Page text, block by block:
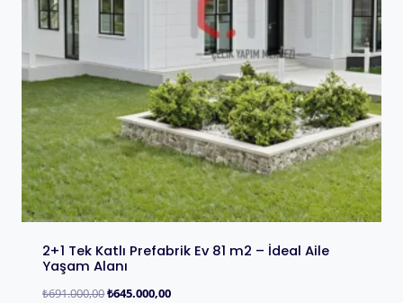
2+1 Tek Katlı Prefabrik Ev 81 m2 – İdeal Aile
Yaşam Alanı
₺691.000,00₺645.000,00